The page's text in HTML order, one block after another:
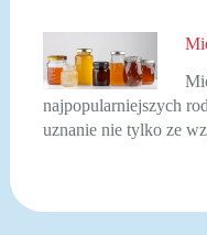
najpopularniejszych
uznanie nie tylko ze